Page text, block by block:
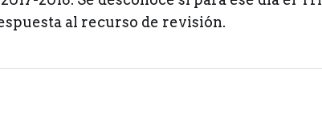
al recurso de revisión.